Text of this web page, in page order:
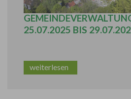
EINGESCHRÄNKTER
25.07.2025 BIS
weiterlesen